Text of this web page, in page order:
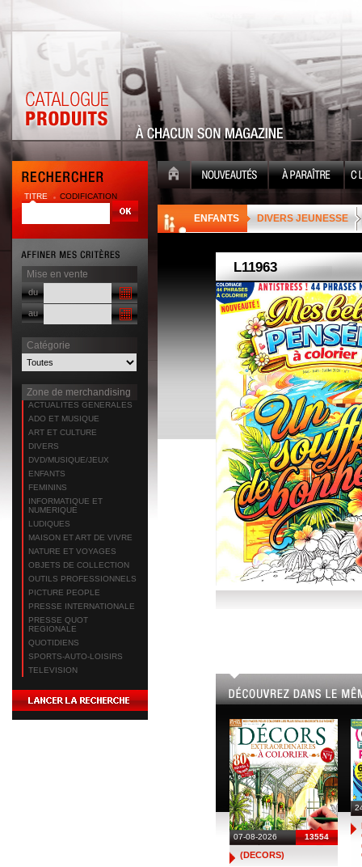
TITRE CODIFICATION
Mise en vente
du
au
Catégorie
Zone de merchandising
ACTUALITES GENERALES
ADO ET MUSIQUE
ART ET CULTURE
DIVERS
DVD/MUSIQUE/JEUX
ENFANTS
FEMININS
INFORMATIQUE ET
NUMERIQUE
LUDIQUES
MAISON ET ART DE VIVRE
NATURE ET VOYAGES
OBJETS DE COLLECTION
OUTILS PROFESSIONNELS
PICTURE PEOPLE
PRESSE INTERNATIONALE
PRESSE QUOT
REGIONALE
QUOTIDIENS
SPORTS-AUTO-LOISIRS
TELEVISION
ENFANTS DIVERS JEUNESSE
07-08-2026 13554
(DECORS)